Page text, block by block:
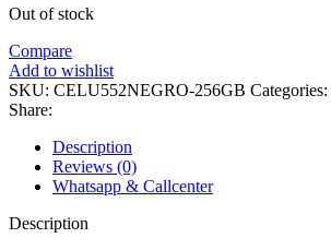
Out of stock
Compare
Add to wishlist
SKU: CELU552NEGRO-256GB Categories:
Share:
Description
Reviews (0)
Whatsapp & Callcenter
Description